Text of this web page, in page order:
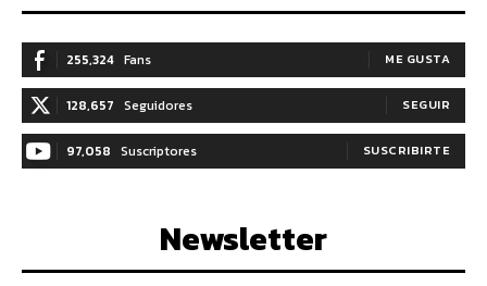
255,324 Fans ME GUSTA
128,657 Seguidores SEGUIR
97,058 Suscriptores SUSCRIBIRTE
Newsletter